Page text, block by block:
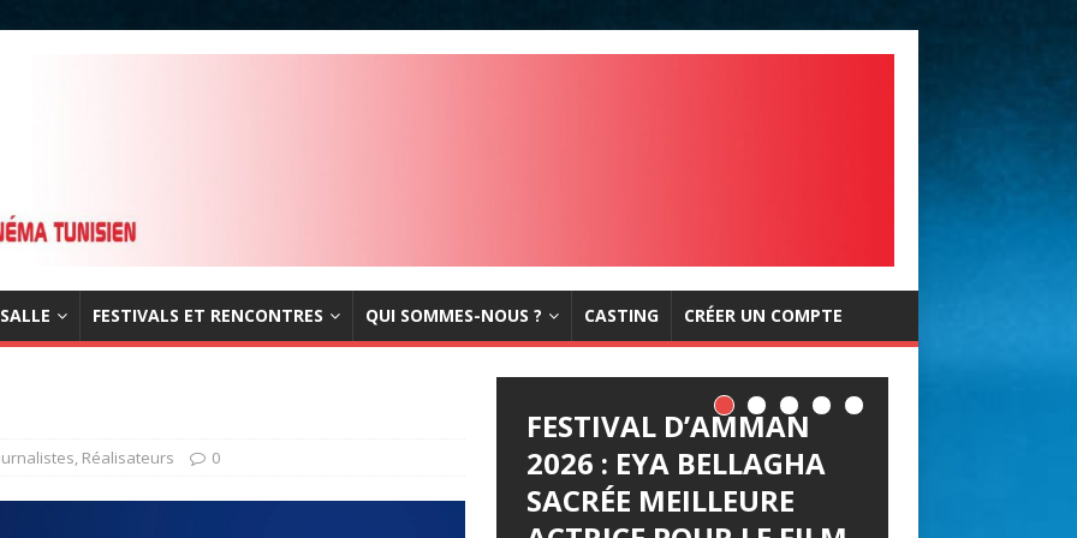
FESTIVALS ET RENCONTRES QUI SOMMES-NOUS ? CASTING CRÉER UN COMPTE
, Réalisateurs 0
FESTIVAL D’AMMAN
2026 : EYA BELLAGHA
SACRÉE MEILLEURE